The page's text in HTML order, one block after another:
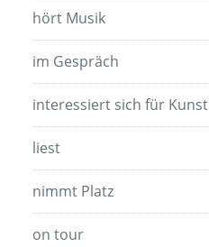
hört Musik
im Gespräch
interessiert sich für Kunst
liest
nimmt Platz
on tour